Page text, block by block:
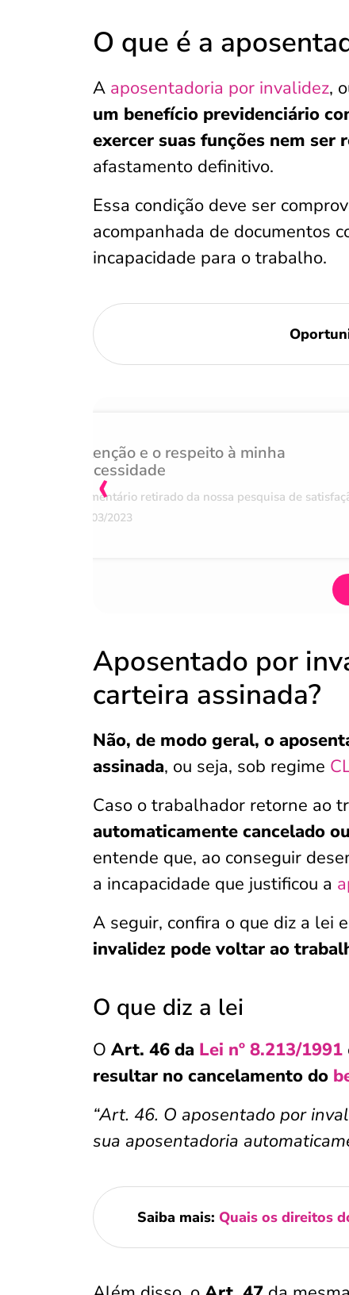
O que é a
A aposentadoria por invalidez,
um benefício previdenciário
exercer suas funções nem
afastamento definitivo.
Essa condição deve ser
acompanhada de documentos
incapacidade para o trabalho.
Atenção e o respeito à minha
necessidade
Comentário retirado da nossa pesquisa de
07/03/2023
‹
Aposentado por
carteira assinada?
Não, de modo geral, o
assinada, ou seja, sob regime
Caso o trabalhador retorne ao
automaticamente cancelado
entende que, ao conseguir
a incapacidade que justificou a
A seguir, confira o que diz a lei
invalidez pode voltar ao
O que diz a lei
O Art. 46 da Lei nº 8.213/1991
resultar no cancelamento do
“Art. 46. O aposentado por
sua aposentadoria
Saiba mais: Quais os direitos